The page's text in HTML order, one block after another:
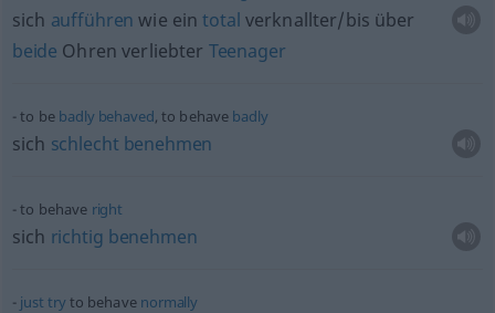
sich aufführen wie eintotal verknallter/bis über
beide Ohren verliebter Teenager
to be badly behaved, to behave badly
sich schlecht benehmen
to behave right
sich richtig benehmen
just tryto behave normally